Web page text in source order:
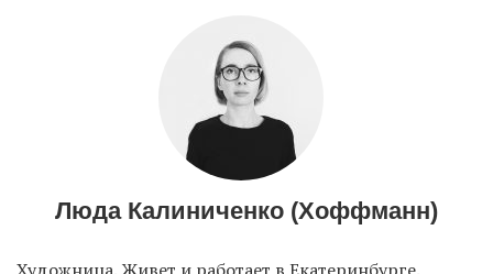
Люда Калиниченко (Хоффманн)